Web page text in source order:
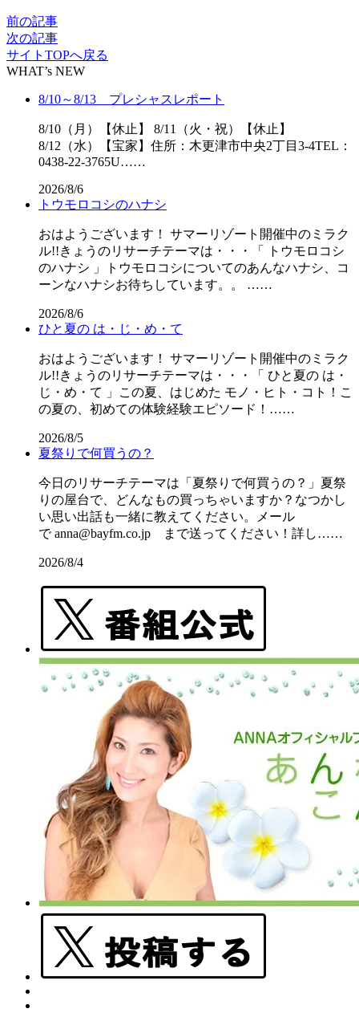
前の記事
次の記事
サイトTOPへ戻る
WHAT’s NEW
8/10～8/13 プレシャスレポート
8/10（月）【休止】 8/11（火・祝）【休止】
8/12（水）【宝家】住所：木更津市中央2丁目3-4TEL：
0438-22-3765U……
2026/8/6
トウモロコシのハナシ
おはようございます！ サマーリゾート開催中のミラク
ル!!きょうのリサーチテーマは・・・「 トウモロコシ
のハナシ 」トウモロコシについてのあんなハナシ、コ
ーンなハナシお待ちしています。。 ……
2026/8/6
ひと夏の は・じ・め・て
おはようございます！ サマーリゾート開催中のミラク
ル!!きょうのリサーチテーマは・・・「 ひと夏の は・
じ・め・て 」この夏、はじめた モノ・ヒト・コト！こ
の夏の、初めての体験経験エピソード！……
2026/8/5
夏祭りで何買うの？
今日のリサーチテーマは「夏祭りで何買うの？」夏祭
りの屋台で、どんなもの買っちゃいますか？なつかし
い思い出話も一緒に教えてください。メール
で anna@bayfm.co.jp まで送ってください！詳し……
2026/8/4